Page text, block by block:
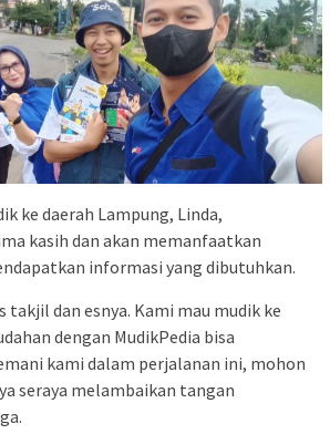
ke daerah Lampung, Linda,
kasih dan akan memanfaatkan
informasi yang dibutuhkan.
takjil dan esnya. Kami mau mudik ke
dengan MudikPedia bisa
kami dalam perjalanan ini, mohon
seraya melambaikan tangan